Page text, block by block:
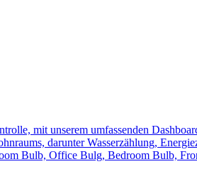
mit unserem umfassenden
darunter Wasserzählung,
Bulb, Office Bulg, Bedroom Bulb,